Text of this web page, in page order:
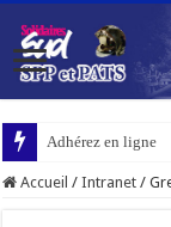
Adhérez en ligne
Accueil / Intranet /